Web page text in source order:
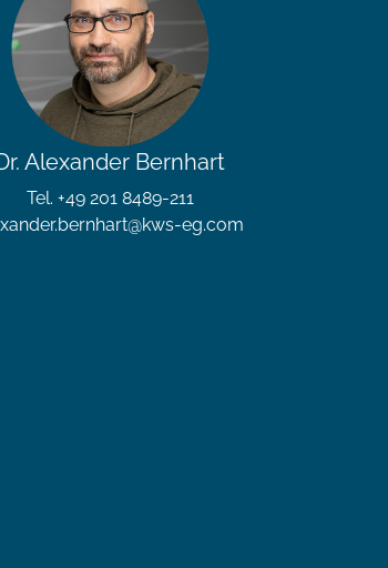
Alexander Bernhart
Tel. +49 201 8489-211
eg.com